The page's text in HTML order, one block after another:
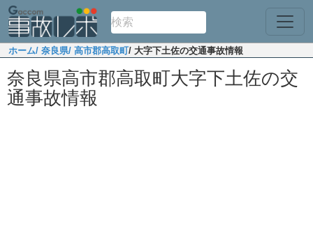
ホーム/ 奈良県/ 高市郡高取町/ 大字下土佐の交通事故情報
奈良県高市郡高取町大字下土佐の交
通事故情報